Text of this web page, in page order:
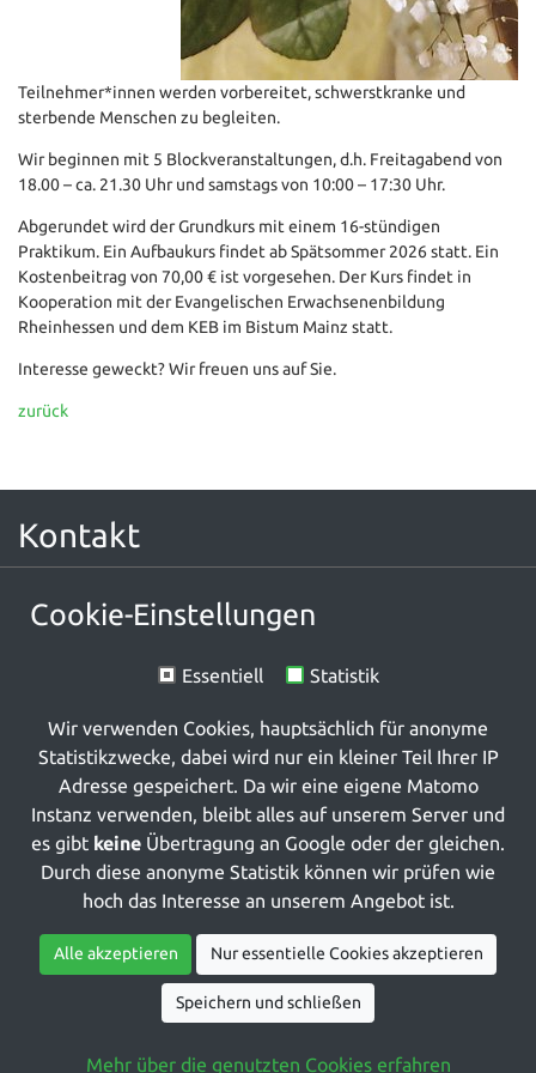
Teilnehmer*innen werden vorbereitet, schwerstkranke und
sterbende Menschen zu begleiten.
Wir beginnen mit 5 Blockveranstaltungen, d.h. Freitagabend von
18.00 – ca. 21.30 Uhr und samstags von 10:00 – 17:30 Uhr.
Abgerundet wird der Grundkurs mit einem 16-stündigen
Praktikum. Ein Aufbaukurs findet ab Spätsommer 2026 statt. Ein
Kostenbeitrag von 70,00 € ist vorgesehen. Der Kurs findet in
Kooperation mit der Evangelischen Erwachsenenbildung
Rheinhessen und dem KEB im Bistum Mainz statt.
Interesse geweckt? Wir freuen uns auf Sie.
zurück
Kontakt
Am Markt 10
55276 Oppenheim
Unterstützen
Wir sind gemeinnützig und spendenfinaziert. Unterstützen Sie
unsere Arbeit mit Ihrer Spende!
Jetzt spenden
Weiteres
Intranet
Datenschutzerklärung
Impressum
Cookie-Einstellungen
Essentiell Statistik
Wir verwenden Cookies, hauptsächlich für anonyme
Statistikzwecke, dabei wird nur ein kleiner Teil Ihrer IP
Adresse gespeichert. Da wir eine eigene Matomo
Instanz verwenden, bleibt alles auf unserem Server und
es gibt keine Übertragung an Google oder der gleichen.
Durch diese anonyme Statistik können wir prüfen wie
hoch das Interesse an unserem Angebot ist.
Alle akzeptieren Nur essentielle Cookies akzeptieren
Speichern und schließen
Mehr über die genutzten Cookies erfahren